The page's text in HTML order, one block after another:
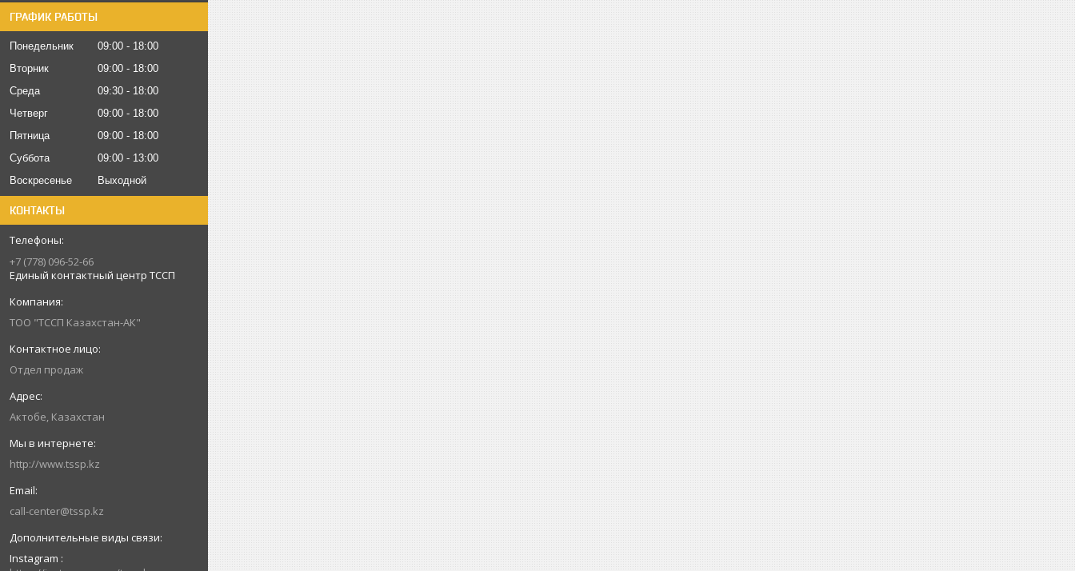
ГРАФИК РАБОТЫ
Понедельник 09:00
18:00
Вторник
09:00
18:00
Среда
09:30
18:00
Четверг
09:00
18:00
Пятница
09:00
18:00
Суббота
09:00
13:00
Воскресенье
Выходной
КОНТАКТЫ
+7 (778) 096-52-66
Единый контактный центр ТССП
ТОО "ТССП Казахстан-АК"
Отдел продаж
Актобе, Казахстан
http://www.tssp.kz
call-center@tssp.kz
Instagram